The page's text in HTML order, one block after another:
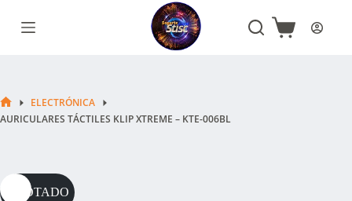
contenido
Carro
INICIO
ELECTRÓNICA
AURICULARES TÁCTILES KLIP XTREME – KTE-006BL
AGOTADO